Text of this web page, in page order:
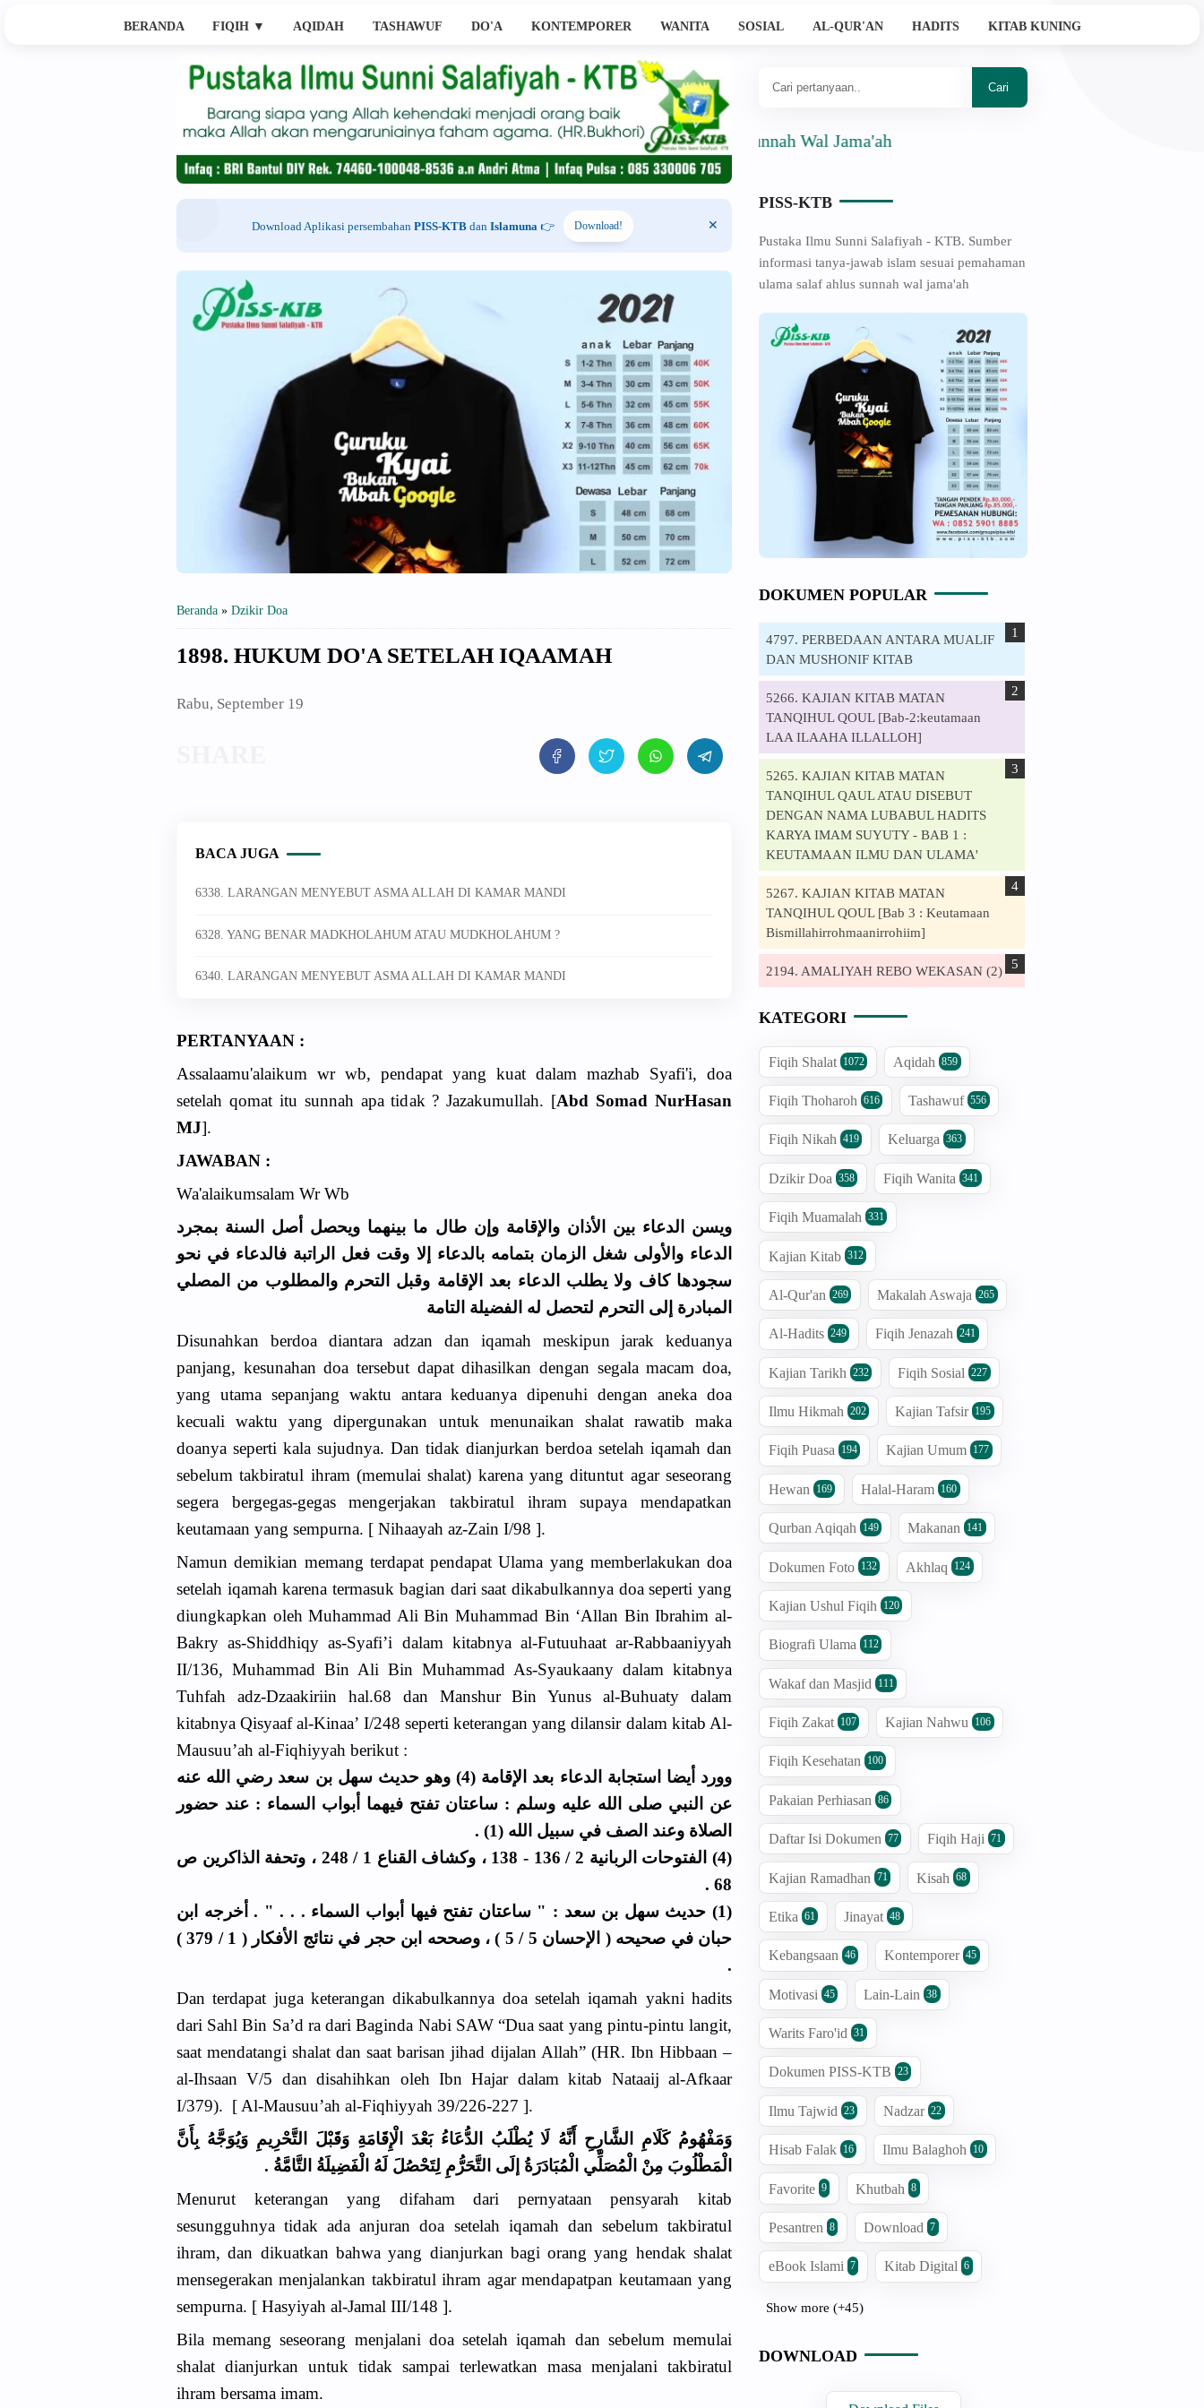
BERANDA FIQIH ▼ AQIDAH TASHAWUF DO'A KONTEMPORER WANITA SOSIAL AL-QUR'AN HADITS KITAB KUNING
Download Aplikasi persembahan PISS-KTBdan Islamuna 👉 Download!
Beranda » Dzikir Doa
1898. HUKUM DO'A SETELAH IQAAMAH
Rabu, September 19
BACA JUGA
6338. LARANGAN MENYEBUT ASMA ALLAH DI KAMAR MANDI
6328. YANG BENAR MADKHOLAHUM ATAU MUDKHOLAHUM ?
6340. LARANGAN MENYEBUT ASMA ALLAH DI KAMAR MANDI
PERTANYAAN :
Assalaamu'alaikum wr wb, pendapat yang kuat dalam mazhab Syafi'i, doa
setelah qomat itu sunnah apa tidak ? Jazakumullah. [Abd Somad NurHasan
MJ].
JAWABAN :
Wa'alaikumsalam Wr Wb
ويسن الدعاء بين الأذان والإقامة وإن طال ما بينهما ويحصل أصل السنة بمجرد
الدعاء والأولى شغل الزمان بتمامه بالدعاء إلا وقت فعل الراتبة فالدعاء في نحو
سجودها كاف ولا يطلب الدعاء بعد الإقامة وقبل التحرم والمطلوب من المصلي
المبادرة إلى التحرم لتحصل له الفضيلة التامة
Disunahkan berdoa diantara adzan dan iqamah meskipun jarak keduanya
panjang, kesunahan doa tersebut dapat dihasilkan dengan segala macam doa,
yang utama sepanjang waktu antara keduanya dipenuhi dengan aneka doa
kecuali waktu yang dipergunakan untuk menunaikan shalat rawatib maka
doanya seperti kala sujudnya. Dan tidak dianjurkan berdoa setelah iqamah dan
sebelum takbiratul ihram (memulai shalat) karena yang dituntut agar seseorang
segera bergegas-gegas mengerjakan takbiratul ihram supaya mendapatkan
keutamaan yang sempurna. [ Nihaayah az-Zain I/98 ].
Namun demikian memang terdapat pendapat Ulama yang memberlakukan doa
setelah iqamah karena termasuk bagian dari saat dikabulkannya doa seperti yang
diungkapkan oleh Muhammad Ali Bin Muhammad Bin ‘Allan Bin Ibrahim al-
Bakry as-Shiddhiqy as-Syafi’i dalam kitabnya al-Futuuhaat ar-Rabbaaniyyah
II/136, Muhammad Bin Ali Bin Muhammad As-Syaukaany dalam kitabnya
Tuhfah adz-Dzaakiriin hal.68 dan Manshur Bin Yunus al-Buhuaty dalam
kitabnya Qisyaaf al-Kinaa’ I/248 seperti keterangan yang dilansir dalam kitab Al-
Mausuu’ah al-Fiqhiyyah berikut :
وورد أيضا استجابة الدعاء بعد الإقامة (4) وهو حديث سهل بن سعد رضي الله عنه
عن النبي صلى الله عليه وسلم : ساعتان تفتح فيهما أبواب السماء : عند حضور
الصلاة وعند الصف في سبيل الله (1) .
(4) الفتوحات الربانية 2 / 136 - 138 ، وكشاف القناع 1 / 248 ، وتحفة الذاكرين ص
68 .
(1) حديث سهل بن سعد : " ساعتان تفتح فيها أبواب السماء . . . " . أخرجه ابن
حبان في صحيحه ( الإحسان 5 / 5 ) ، وصححه ابن حجر في نتائج الأفكار ( 1 / 379 )
.
Dan terdapat juga keterangan dikabulkannya doa setelah iqamah yakni hadits
dari Sahl Bin Sa’d ra dari Baginda Nabi SAW “Dua saat yang pintu-pintu langit,
saat mendatangi shalat dan saat barisan jihad dijalan Allah” (HR. Ibn Hibbaan –
al-Ihsaan V/5 dan disahihkan oleh Ibn Hajar dalam kitab Nataaij al-Afkaar
I/379). [ Al-Mausuu’ah al-Fiqhiyyah 39/226-227 ].
وَمَفْهُومُ كَلَامِ الشَّارِحِ أَنَّهُ لَا يُطْلَبُ الدُّعَاءُ بَعْدَ الْإِقَامَةِ وَقَبْلَ التَّحْرِيمِ وَيُوَجَّهُ بِأَنَّ
الْمَطْلُوبَ مِنْ الْمُصَلِّي الْمُبَادَرَةُ إلَى التَّحَرُّمِ لِتَحْصُلَ لَهُ الْفَضِيلَةُ التَّامَّةُ .
Menurut keterangan yang difaham dari pernyataan pensyarah kitab
sesungguhnya tidak ada anjuran doa setelah iqamah dan sebelum takbiratul
ihram, dan dikuatkan bahwa yang dianjurkan bagi orang yang hendak shalat
mensegerakan menjalankan takbiratul ihram agar mendapatpan keutamaan yang
sempurna. [ Hasyiyah al-Jamal III/148 ].
Bila memang seseorang menjalani doa setelah iqamah dan sebelum memulai
shalat dianjurkan untuk tidak sampai terlewatkan masa menjalani takbiratul
ihram bersama imam.
Ahlussunnah Wal Jama'ah
PISS-KTB
Pustaka Ilmu Sunni Salafiyah - KTB. Sumber
informasi tanya-jawab islam sesuai pemahaman
ulama salaf ahlus sunnah wal jama'ah
DOKUMEN POPULAR
4797. PERBEDAAN ANTARA MUALIF
DAN MUSHONIF KITAB
5266. KAJIAN KITAB MATAN
TANQIHUL QOUL [Bab-2:keutamaan
LAA ILAAHA ILLALLOH]
5265. KAJIAN KITAB MATAN
TANQIHUL QAUL ATAU DISEBUT
DENGAN NAMA LUBABUL HADITS
KARYA IMAM SUYUTY - BAB 1 :
KEUTAMAAN ILMU DAN ULAMA'
5267. KAJIAN KITAB MATAN
TANQIHUL QOUL [Bab 3 : Keutamaan
Bismillahirrohmaanirrohiim]
2194. AMALIYAH REBO WEKASAN (2)
KATEGORI
Fiqih Shalat 1072 Aqidah 859
Fiqih Thoharoh 616 Tashawuf 556
Fiqih Nikah 419 Keluarga 363
Dzikir Doa 358 Fiqih Wanita 341
Fiqih Muamalah 331
Kajian Kitab 312
Al-Qur'an 269 Makalah Aswaja 265
Al-Hadits 249 Fiqih Jenazah 241
Kajian Tarikh 232 Fiqih Sosial 227
Ilmu Hikmah 202 Kajian Tafsir 195
Fiqih Puasa 194 Kajian Umum 177
Hewan 169 Halal-Haram 160
Qurban Aqiqah 149 Makanan 141
Dokumen Foto 132 Akhlaq 124
Kajian Ushul Fiqih 120
Biografi Ulama 112
Wakaf dan Masjid 111
Fiqih Zakat 107 Kajian Nahwu 106
Fiqih Kesehatan 100
Pakaian Perhiasan 86
Daftar Isi Dokumen 77 Fiqih Haji 71
Kajian Ramadhan 71 Kisah 68
Etika 61 Jinayat 48
Kebangsaan 46 Kontemporer 45
Motivasi 45 Lain-Lain 38
Warits Faro'id 31
Dokumen PISS-KTB 23
Ilmu Tajwid 23 Nadzar 22
Hisab Falak 16 Ilmu Balaghoh 10
Favorite 9 Khutbah 8
Pesantren 8 Download 7
eBook Islami 7 Kitab Digital 6
Show more (+45)
DOWNLOAD